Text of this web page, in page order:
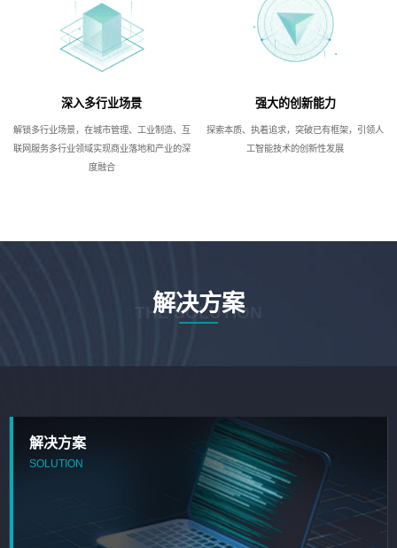
深入多行业场景
解锁多行业场景，在城市管理、工业制造、互
联网服务多行业领域实现商业落地和产业的深
度融合
强大的创新能力
探索本质、执着追求，突破已有框架，引领人
工智能技术的创新性发展
解决方案
THE SOLUTION
解决方案
SOLUTION